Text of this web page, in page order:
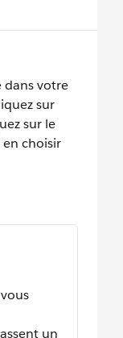
dans votre
sur
sur le
choisir
un